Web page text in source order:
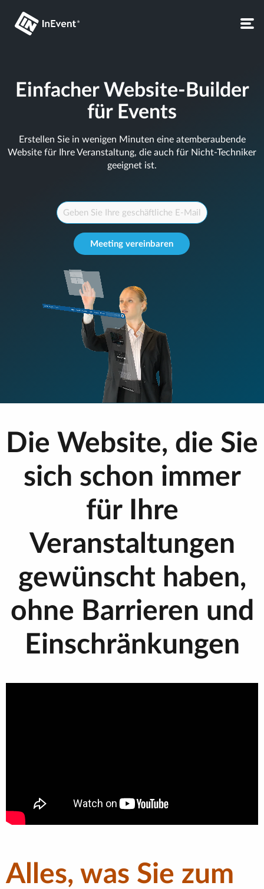
Einfacher Website-Builder
für Events
Erstellen Sie in wenigen Minuten eine atemberaubende
Website für Ihre Veranstaltung, die auch für Nicht-Techniker
geeignet ist.
Meeting vereinbaren
Die Website, die Sie
sich schon immer
für Ihre
Veranstaltungen
gewünscht haben,
ohne Barrieren und
Einschränkungen
Alles, was Sie zum